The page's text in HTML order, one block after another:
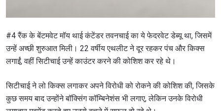
#4 रैंक के बेंटमवेट मॉय थाई कंटेंडर तवनचाई का ये फेदरवेट डेब्यू था, जिसमें
उन्हें अच्छी शुरुआत मिली। 22 वर्षीय एथलीट ने दूर रहकर पंच और किक्स
लगाईं, वहीं सिटीचाई उन्हें काउंटर करने की कोशिश कर रहे थे।
सिटीचाई ने लो किक्स लगाकर अपने विरोधी को रोकने की कोशिश की, जिसके
कुछ समय बाद उन्होंने बॉक्सिंग कॉम्बिनेशंस भी लगाए, लेकिन उनके विरोधी